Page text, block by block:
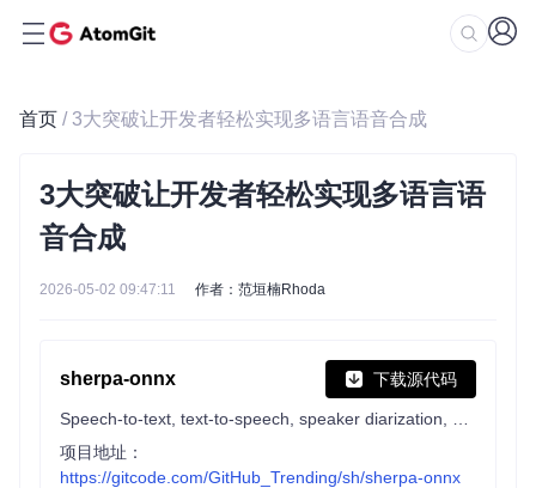
首页 / 3大突破让开发者轻松实现多语言语音合成
3大突破让开发者轻松实现多语言语
音合成
2026-05-02 09:47:11 作者：范垣楠Rhoda
sherpa-onnx 下载源代码
项目地址：
https://gitcode.com/GitHub_Trending/sh/sherpa-onnx